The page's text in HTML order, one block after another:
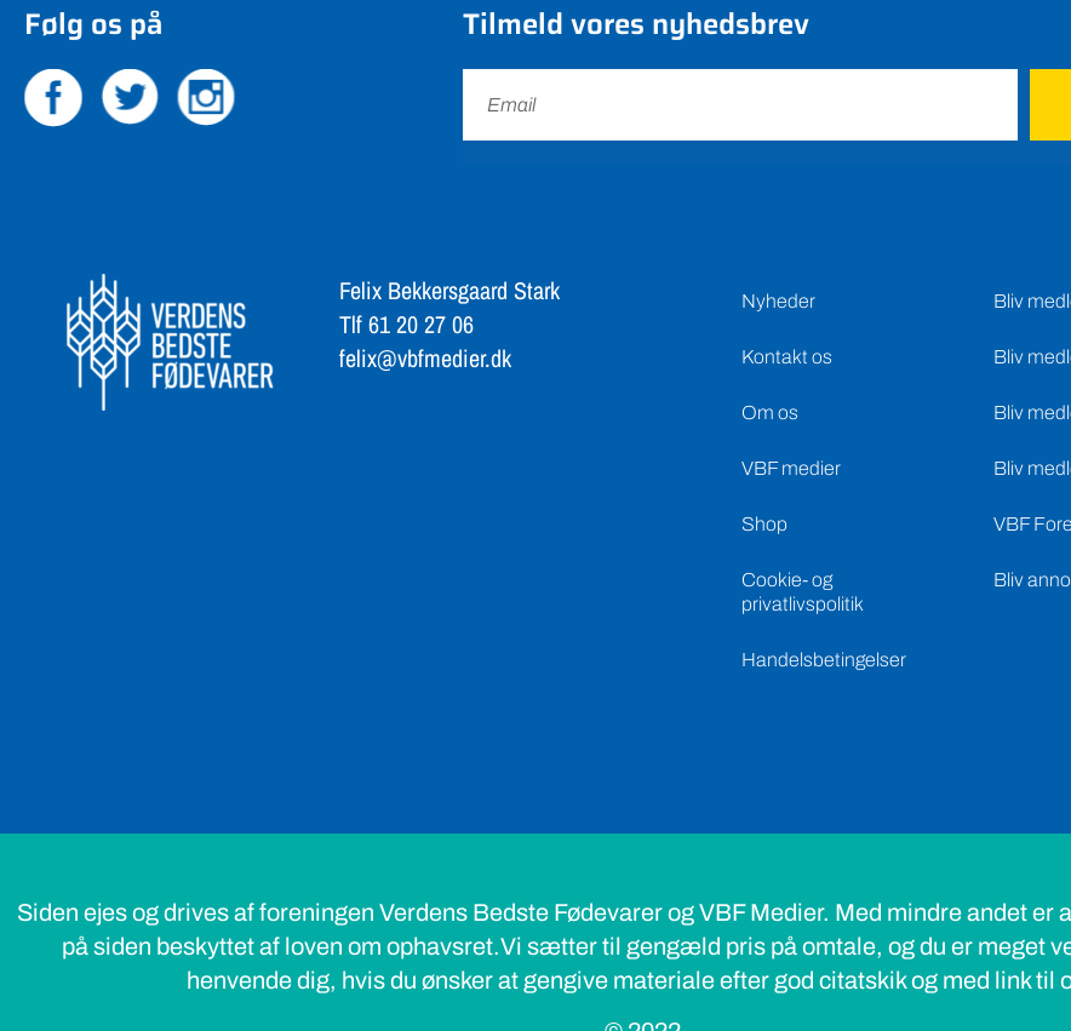
Følg os på Tilmeld vores nyhedsbrev
Felix Bekkersgaard Stark
Tlf 61 20 27 06
felix@vbfmedier.dk
Nyheder
Kontakt os
Om os
VBF medier
Shop
Cookie- og
privatlivspolitik
Handelsbetingelser
Bliv
Bliv
Bliv
Bliv
VBF
Bliv
Siden ejes og drives af foreningen Verdens Bedste Fødevarer og VBF Medier. Med mindre andet er
på siden beskyttet af loven om ophavsret.Vi sætter til gengæld pris på omtale, og du er meget
henvende dig, hvis du ønsker at gengive materiale efter god citatskik og med link til